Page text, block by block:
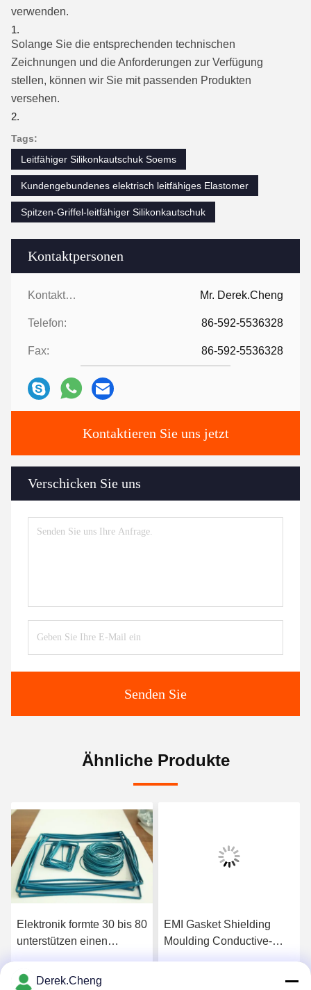
Kontaktpersonen
Kontaktpersonen: Mr. Derek.Cheng
Telefon: 86-592-5536328
Fax: 86-592-5536328
Kontaktieren Sie uns jetzt
Verschicken Sie uns
Senden Sie
verwenden.
Solange Sie die entsprechenden technischen
Zeichnungen und die Anforderungen zur Verfügung
stellen, können wir Sie mit passenden Produkten
versehen.
Tags:
Leitfähiger Silikonkautschuk Soems
Kundengebundenes elektrisch leitfähiges Elastomer
Spitzen-Griffel-leitfähiger Silikonkautschuk
Ähnliche Produkte
Elektronik formte 30 bis 80
unterstützen einen
Silikonkautschuk
EMI Gasket Shielding
Moulding Conductive-
Derek.Cheng